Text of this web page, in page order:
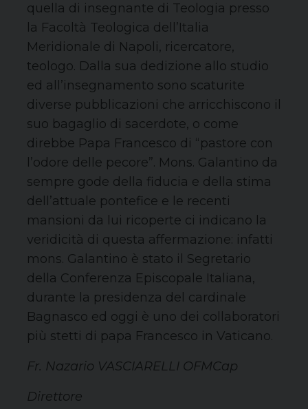
quella di insegnante di Teologia presso
la Facoltà Teologica dell’Italia
Meridionale di Napoli, ricercatore,
teologo. Dalla sua dedizione allo studio
ed all’insegnamento sono scaturite
diverse pubblicazioni che arricchiscono il
suo bagaglio di sacerdote, o come
direbbe Papa Francesco di “pastore con
l’odore delle pecore”. Mons. Galantino da
sempre gode della fiducia e della stima
dell’attuale pontefice e le recenti
mansioni da lui ricoperte ci indicano la
veridicità di questa affermazione: infatti
mons. Galantino è stato il Segretario
della Conferenza Episcopale Italiana,
durante la presidenza del cardinale
Bagnasco ed oggi è uno dei collaboratori
più stetti di papa Francesco in Vaticano.
Fr. Nazario VASCIARELLI OFMCap
Direttore